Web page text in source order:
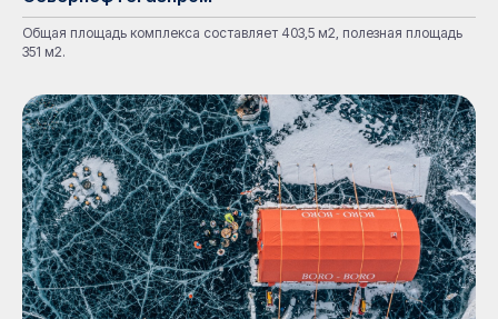
Общая площадь комплекса составляет 403,5 м2, полезная площадь
351 м2.